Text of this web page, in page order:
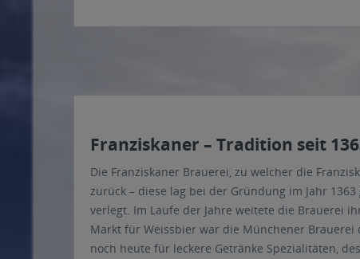
Franziskaner – Tradition seit
Die Franziskaner Brauerei, zu welcher die
zurück – diese lag bei der Gründung im Jahr
verlegt. Im Laufe der Jahre weitete die Brauerei
Markt für Weissbier war die Münchener
noch heute für leckere Getränke Spezialitäten,